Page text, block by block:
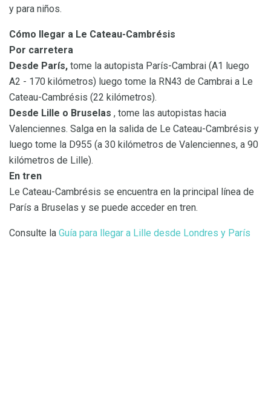
y para niños.
Cómo llegar a Le Cateau-Cambrésis
Por carretera
Desde París, tome la autopista París-Cambrai (A1 luego
A2 - 170 kilómetros) luego tome la RN43 de Cambrai a Le
Cateau-Cambrésis (22 kilómetros).
Desde Lille o Bruselas , tome las autopistas hacia
Valenciennes. Salga en la salida de Le Cateau-Cambrésis y
luego tome la D955 (a 30 kilómetros de Valenciennes, a 90
kilómetros de Lille).
En tren
Le Cateau-Cambrésis se encuentra en la principal línea de
París a Bruselas y se puede acceder en tren.
Consulte la Guía para llegar a Lille desde Londres y París